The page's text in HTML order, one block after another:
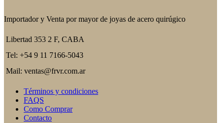
Importador y Venta por mayor de joyas de acero quirúgico
Libertad 353 2 F, CABA
Tel: +54 9 11 7166-5043
Mail: ventas@frvr.com.ar
Términos y condiciones
FAQS
Como Comprar
Contacto